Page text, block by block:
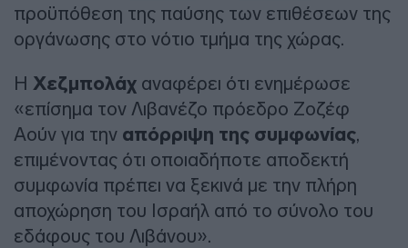
προϋπόθεση της παύσης των επιθέσεων της
οργάνωσης στο νότιο τμήμα της χώρας.
Η Χεζμπολάχ αναφέρει ότι ενημέρωσε
«επίσημα τον Λιβανέζο πρόεδρο Ζοζέφ
Αούν για την απόρριψη της συμφωνίας,
επιμένοντας ότι οποιαδήποτε αποδεκτή
συμφωνία πρέπει να ξεκινά με την πλήρη
αποχώρηση του Ισραήλ από το σύνολο του
εδάφους του Λιβάνου».